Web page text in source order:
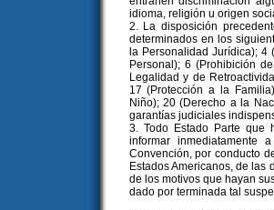
idioma, religión u origen
2. La disposición
determinados en los
la Personalidad Jurídica);
Personal); 6 (Prohibición
Legalidad y de
17 (Protección a la
Niño); 20 (Derecho a la
garantías judiciales
3. Todo Estado Parte que
informar inmediatamente
Convención, por conducto
Estados Americanos, de
de los motivos que hayan
dado por terminada tal